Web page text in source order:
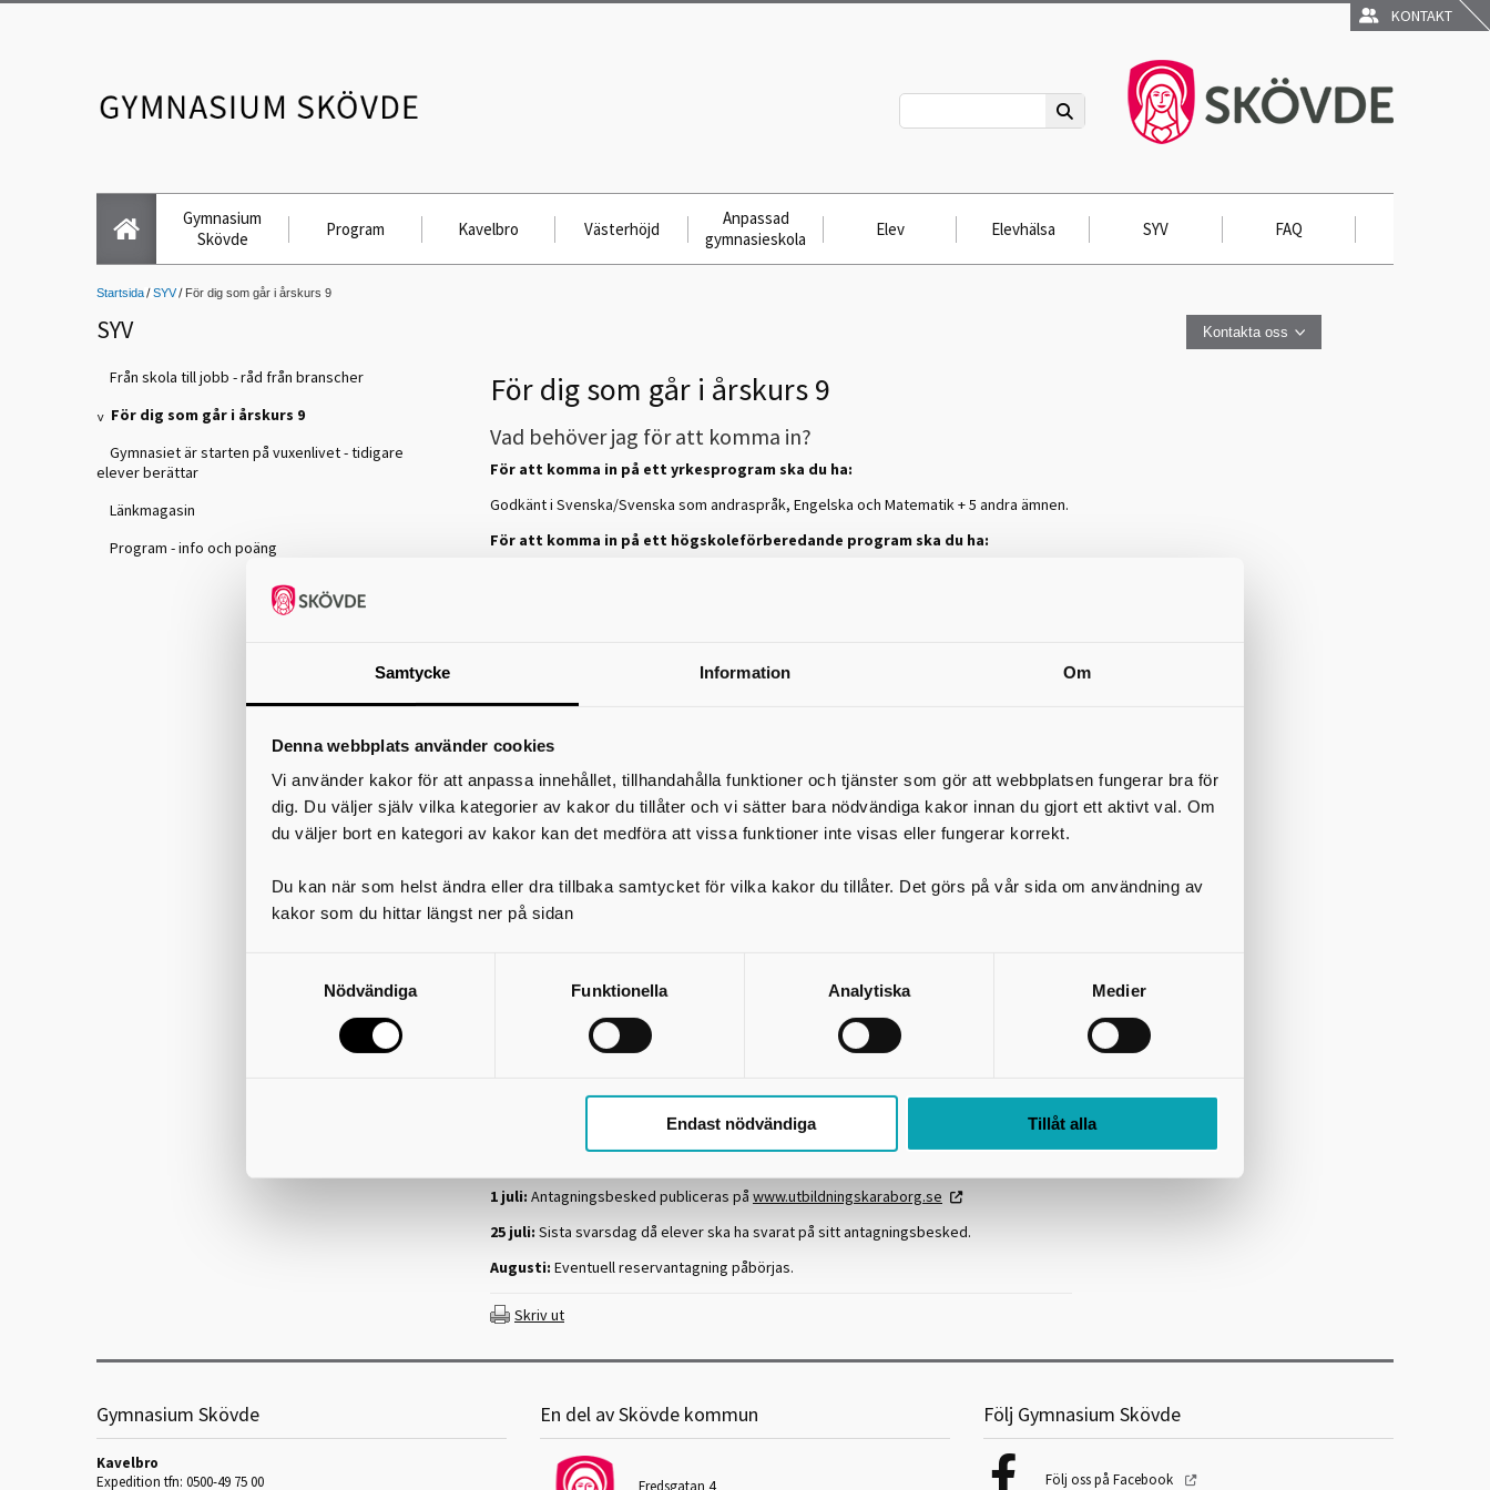
Samtycke Information Om
Denna webbplats använder cookies
Vi använder kakor för att anpassa innehållet, tillhandahålla funktioner och tjänster som gör att webbplatsen fungerar bra för
dig. Du väljer själv vilka kategorier av kakor du tillåter och vi sätter bara nödvändiga kakor innan du gjort ett aktivt val. Om
du väljer bort en kategori av kakor kan det medföra att vissa funktioner inte visas eller fungerar korrekt.
Du kan när som helst ändra eller dra tillbaka samtycket för vilka kakor du tillåter. Det görs på vår sida om användning av
kakor som du hittar längst ner på sidan
Nödvändiga Funktionella Analytiska Medier
Endast nödvändiga Tillåt alla
KONTAKT
Gymnasium
Skövde
Program Kavelbro Västerhöjd
Anpassad
gymnasieskola
Elev Elevhälsa SYV FAQ
Startsida SYV För dig som går i årskurs 9
SYV
Från skola till jobb - råd från branscher
För dig som går i årskurs 9
Gymnasiet är starten på vuxenlivet - tidigare
elever berättar
Länkmagasin
Program - info och poäng
Kontakta oss
För dig som går i årskurs 9
Vad behöver jag för att komma in?
För att komma in på ett yrkesprogram ska du ha:
Godkänt i Svenska/Svenska som andraspråk, Engelska och Matematik + 5 andra ämnen.
För att komma in på ett högskoleförberedande program ska du ha:
Naturvetenskaps- och teknikprogrammet:
Särskilda antagningskrav och tester kan förekomma till utbildningar inom det estetiska
området, spetsutbildningar och idrottsprogram.
Sök till gymnasiet
Ansökan till gymnasiet görs via webbansökan på
Viktiga datum för antagningen
Början av januari:Inloggningssidan öppnar och eleverna kan göra sina val via webben.
ista dagen för eleverna att ansöka, inloggningssidan stänger klockan
15 april till 15 maj:
Eleverna har möjlighet att ändra sitt val av gymnasieutbildningar.
1 juli: Antagningsbesked publiceras på www.utbildningskaraborg.se
25 juli: Sista svarsdag då elever ska ha svarat på sitt antagningsbesked.
Augusti: Eventuell reservantagning påbörjas.
Skriv ut
Gymnasium Skövde
Kavelbro
Expedition tfn: 0500-49 75 00
En del av Skövde kommun
Fredsgatan 4
Följ Gymnasium Skövde
Följ oss på Facebook